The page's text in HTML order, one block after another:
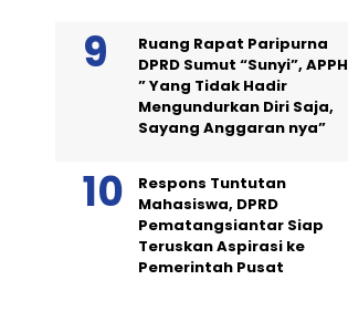
Ruang Rapat Paripurna
DPRD Sumut “Sunyi”, APPH
” Yang Tidak Hadir
Mengundurkan Diri Saja,
Sayang Anggaran nya”
Respons Tuntutan
Mahasiswa, DPRD
Pematangsiantar Siap
Teruskan Aspirasi ke
Pemerintah Pusat